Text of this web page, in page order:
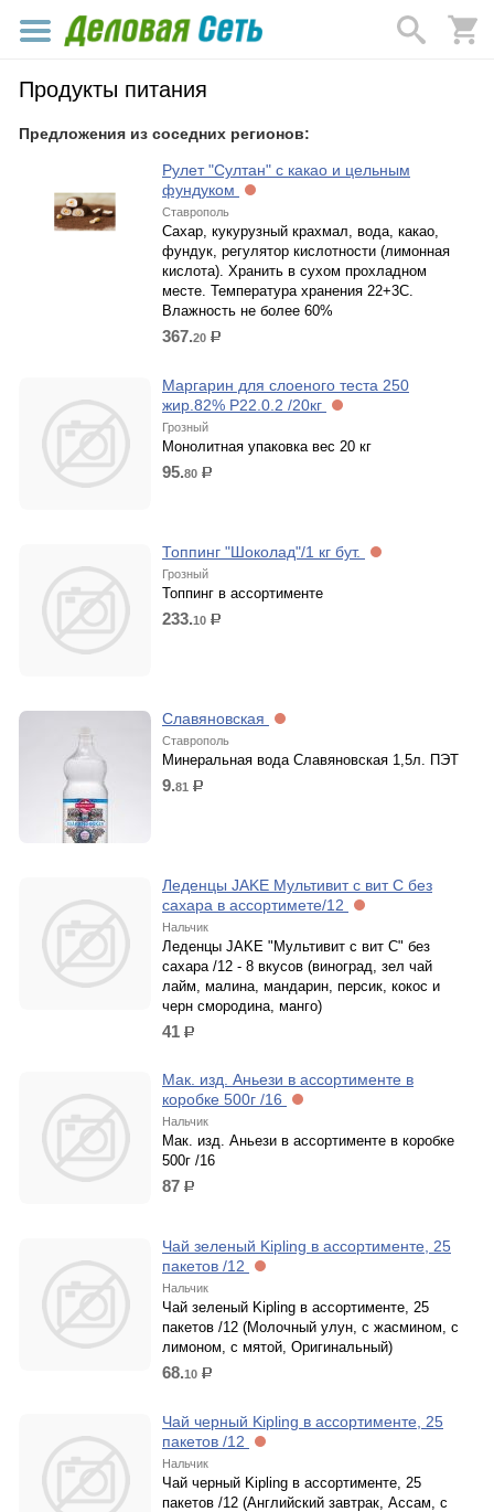
Продукты питания
Предложения из соседних регионов:
Рулет "Султан" с какао и цельным
фундуком
Ставрополь
Сахар, кукурузный крахмал, вода, какао,
фундук, регулятор кислотности (лимонная
кислота). Хранить в сухом прохладном
месте. Температура хранения 22+3С.
Влажность не более 60%
367.20 р.
Маргарин для слоеного теста 250
жир.82% Р22.0.2 /20кг
Грозный
Монолитная упаковка вес 20 кг
95.80 р.
Топпинг "Шоколад"/1 кг бут.
Грозный
Топпинг в ассортименте
233.10 р.
Славяновская
Ставрополь
Минеральная вода Славяновская 1,5л. ПЭТ
9.81 р.
Леденцы JAKE Мультивит с вит С без
сахара в ассортимете/12
Нальчик
Леденцы JAKE "Мультивит с вит С" без
сахара /12 - 8 вкусов (виноград, зел чай
лайм, малина, мандарин, персик, кокос и
черн смородина, манго)
41 р.
Мак. изд. Аньези в ассортименте в
коробке 500г /16
Нальчик
Мак. изд. Аньези в ассортименте в коробке
500г /16
87 р.
Чай зеленый Kipling в ассортименте, 25
пакетов /12
Нальчик
Чай зеленый Kipling в ассортименте, 25
пакетов /12 (Молочный улун, с жасмином, с
лимоном, с мятой, Оригинальный)
68.10 р.
Чай черный Kipling в ассортименте, 25
пакетов /12
Нальчик
Чай черный Kipling в ассортименте, 25
пакетов /12 (Английский завтрак, Ассам, с